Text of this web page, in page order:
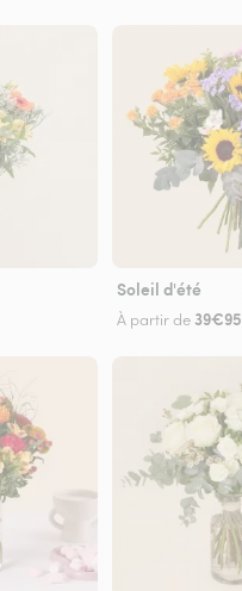
Soleil d'été
À partir de 39€95